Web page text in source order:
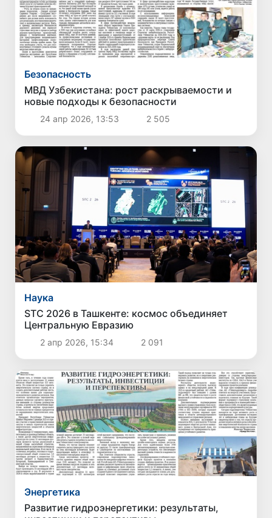
Безопасность
МВД Узбекистана: рост раскрываемости и
новые подходы к безопасности
24 апр 2026, 13:53 2 505
Наука
STC 2026 в Ташкенте: космос объединяет
Центральную Евразию
2 апр 2026, 15:34 2 091
Энергетика
Развитие гидроэнергетики: результаты,